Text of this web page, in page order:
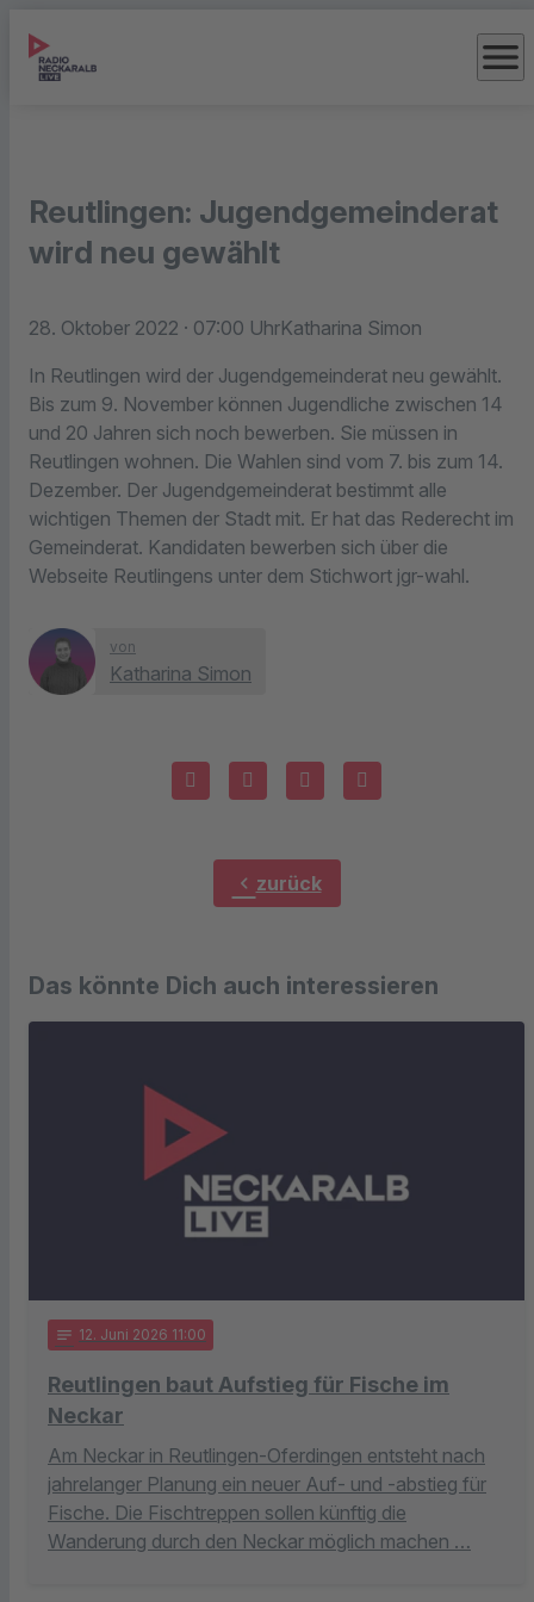
menu
Reutlingen: Jugendgemeinderat
wird neu gewählt
28. Oktober 2022 · 07:00 UhrKatharina Simon
In Reutlingen wird der Jugendgemeinderat neu gewählt.
Bis zum 9. November können Jugendliche zwischen 14
und 20 Jahren sich noch bewerben. Sie müssen in
Reutlingen wohnen. Die Wahlen sind vom 7. bis zum 14.
Dezember. Der Jugendgemeinderat bestimmt alle
wichtigen Themen der Stadt mit. Er hat das Rederecht im
Gemeinderat. Kandidaten bewerben sich über die
Webseite Reutlingens unter dem Stichwort jgr-wahl.
von
Katharina Simon
chevron_left zurück
Das könnte Dich auch interessieren
notes 12. Juni 2026 11:00
Reutlingen baut Aufstieg für Fische im
Neckar
Am Neckar in Reutlingen-Oferdingen entsteht nach
jahrelanger Planung ein neuer Auf- und -abstieg für
Fische. Die Fischtreppen sollen künftig die
Wanderung durch den Neckar möglich machen …